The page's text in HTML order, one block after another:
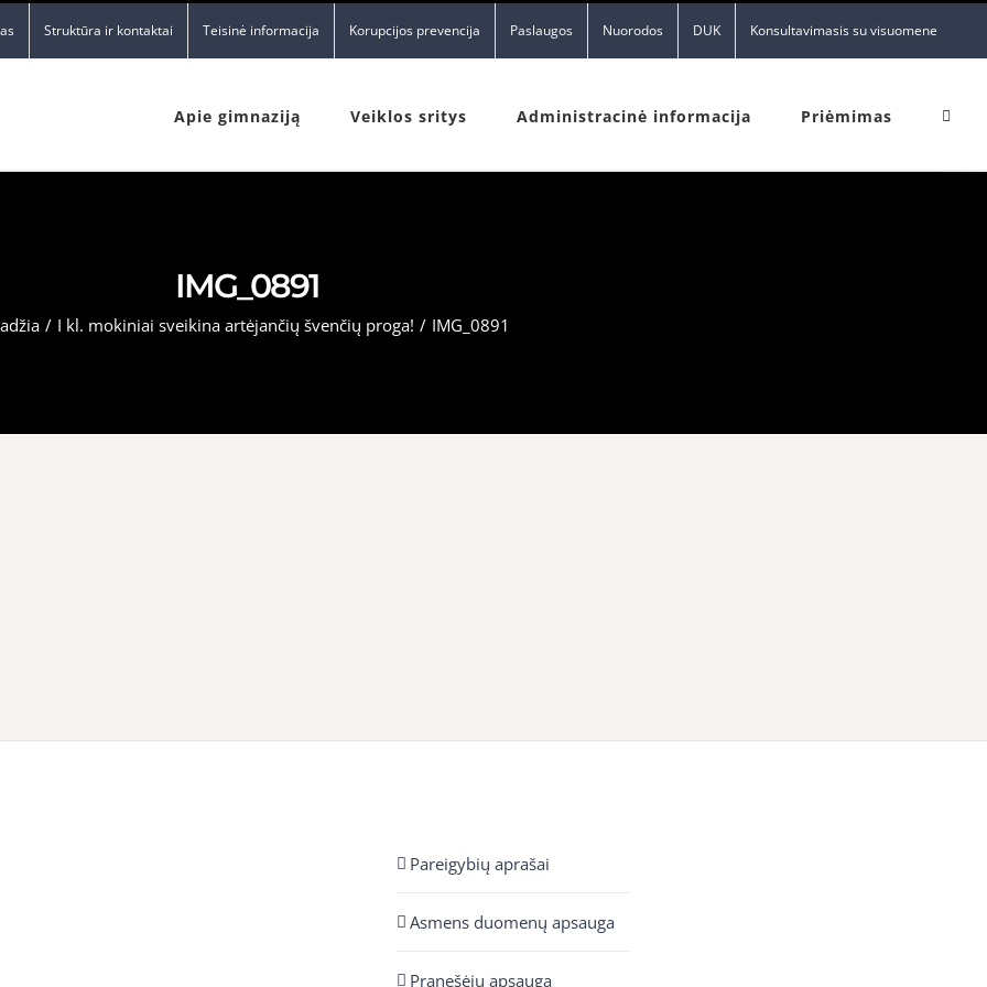
Struktūra ir kontaktai Teisinė informacija Korupcijos prevencija Paslaugos Nuorodos DUK Konsultavimasis su visuomene
Apie gimnaziją Veiklos sritys Administracinė informacija Priėmimas
IMG_0891
/ I kl. mokiniai sveikina artėjančių švenčių proga! / IMG_0891
Pareigybių aprašai
Asmens duomenų apsauga
Pranešėjų apsauga